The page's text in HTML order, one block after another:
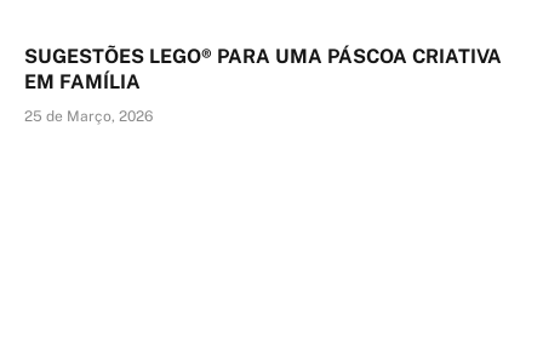
SUGESTÕES LEGO® PARA UMA PÁSCOA CRIATIVA
EM FAMÍLIA
25 de Março, 2026